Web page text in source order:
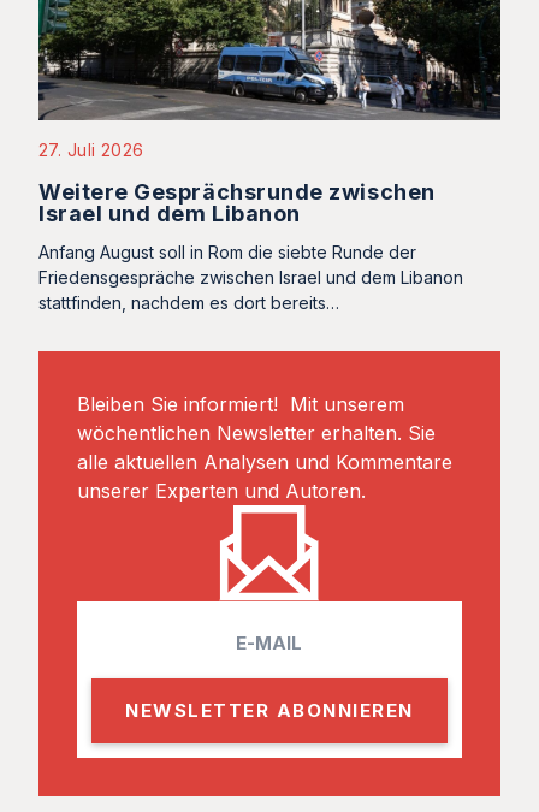
27. Juli 2026
Weitere Gesprächsrunde zwischen
Israel und dem Libanon
Anfang August soll in Rom die siebte Runde der
Friedensgespräche zwischen Israel und dem Libanon
stattfinden, nachdem es dort bereits…
Bleiben Sie informiert! Mit unserem
wöchentlichen Newsletter erhalten. Sie
alle aktuellen Analysen und Kommentare
unserer Experten und Autoren.
a
l